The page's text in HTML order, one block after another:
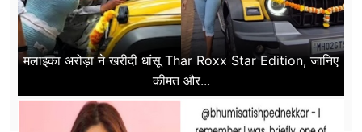
मलाइका अरोड़ा ने खरीदी धांसू Thar Roxx Star Edition, जानिए
कीमत और...